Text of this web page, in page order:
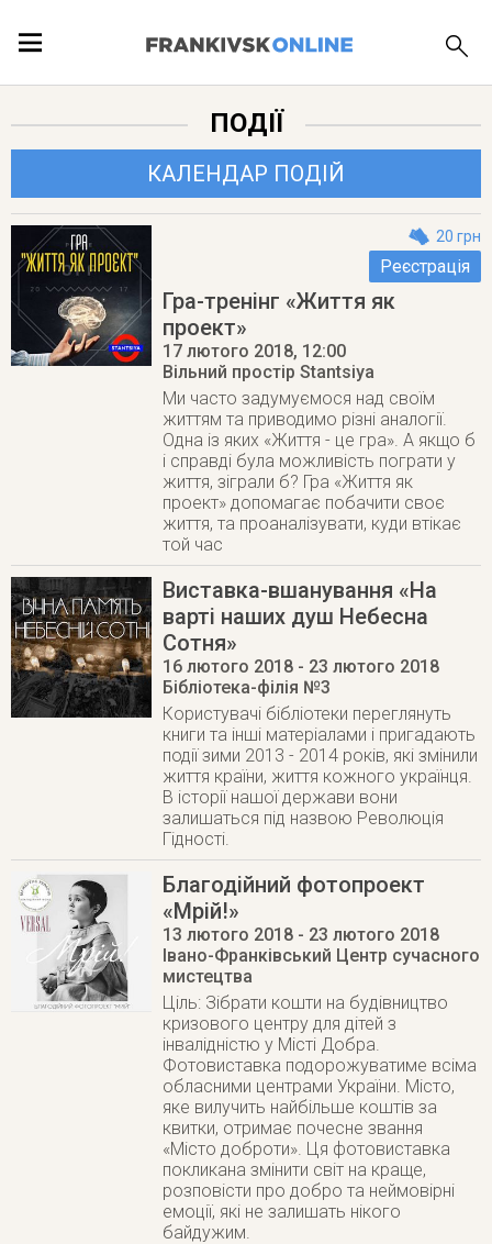
ПУБЛІКАЦІЇ
ПОДІЇ
КАЛЕНДАР ПОДІЙ
20 грн
Реєстрація
Гра-тренінг «Життя як
проект»
17 лютого 2018, 12:00
Вільний простір Stantsiya
Ми часто задумуємося над своїм
життям та приводимо різні аналогії.
Одна із яких «Життя - це гра». А якщо б
і справді була можливість пограти у
життя, зіграли б? Гра «Життя як
проект» допомагає побачити своє
життя, та проаналізувати, куди втікає
той час
Виставка-вшанування «На
варті наших душ Небесна
Сотня»
16 лютого 2018 - 23 лютого 2018
Бібліотека-філія №3
Користувачі бібліотеки переглянуть
книги та інші матеріалами і пригадають
події зими 2013 - 2014 років, які змінили
життя країни, життя кожного українця.
В історії нашої держави вони
залишаться під назвою Революція
Гідності.
Благодійний фотопроект
«Мрій!»
13 лютого 2018 - 23 лютого 2018
Івано-Франківський Центр сучасного
мистецтва
Ціль: Зібрати кошти на будівництво
кризового центру для дітей з
інвалідністю у Місті Добра.
Фотовиставка подорожуватиме всіма
обласними центрами України. Місто,
яке вилучить найбільше коштів за
квитки, отримає почесне звання
«Місто доброти». Ця фотовиставка
покликана змінити світ на краще,
розповісти про добро та неймовірні
емоції, які не залишать нікого
байдужим.